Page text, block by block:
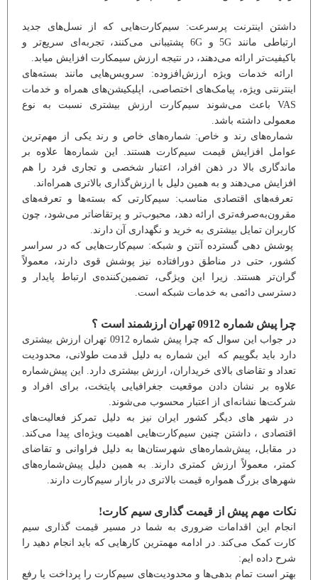
داشتن اینترنت پرسرعت: سیم‌کارت‌هایی که از نسل‌های جدید
ارتباطی مانند 5G و 6G پشتیبانی می‌کنند، تجربه‌ای سریع‌تر و
باکیفیت‌تر ارائه می‌دهند، در نتیجه ارزش سیمکارت افزایش میابد.
ارائه خدمات ویژه‌ ارزش‌افزوده: سرویس‌هایی مانند بسته‌های
اینترنتی ویژه، پیامک‌های اختصاصی، اپلیکیشن‌های همراه و خدمات
VAS باعث می‌شوند سیم‌کارت ارزش بیشتری نسبت به نوع
معمولی داشته باشد.
شماره‌های رند و خاص: شماره‌های خاص و رند یکی از مهم‌ترین
عوامل افزایش قیمت سیم‌کارت هستند. این شماره‌ها علاوه بر
ماندگاری بالا در ذهن افراد، اعتبار شخصی و تجاری فرد را هم
افزایش می‌دهند و به همین دلیل با ارزش‌گذاری بالاتری همراه‌اند.
تعرفه‌های اقتصادی مناسب: سیم‌کارتی که بسته‌ها و تعرفه‌های
مقرون‌به‌صرفه‌تری ارائه دهد، محبوب‌تر و پرتقاضاتر می‌شود، چون
کاربران تمایل بیشتری به خرید و نگهداری آن دارند.
پوشش دهی گسترده آنتن و شبکه: سیم‌کارت‌هایی که در سراسر
کشور، حتی در مناطق دورافتاده نیز پوشش قوی دارند، معمولاً
گران‌تر هستند. زیرا این ویژگی، تضمین‌کننده‌ی ارتباط پایدار و
دسترسی دائمی به خدمات شبکه است.
چرا پیش شماره 0912 تهران ارزشمند است ؟
در جواب این سوال که چرا پیش شماره 0912 تهران ارزش بیشتری
دارد باید بگوییم که این شماره به دلیل قدمت طولانی، محدودیت
تعداد و تقاضای بالای خریداران، ارزش بیشتری دارد. این پیش‌شماره
علاوه بر نشان دادن موقعیت جغرافیایی پایتخت، برای افراد و
شرکت‌ها نشانه‌ای از اعتبار محسوب می‌شوند.
در شهر های دیگر کشور ایران نیز به دلیل تمرکز فعالیت‌های
اقتصادی ، داشتن چنین سیم‌کارت‌هایی اهمیت ویژه‌ای پیدا می‌کند.
در مقابل، پیش‌شماره‌های شهرستان‌ها به دلیل فراوانی و تقاضای
کمتر، معمولاً ارزش کمتری دارند. به همین دلیل پیش‌شماره‌های
شهرهای بزرگ همواره قیمت بالاتری در بازار سیم‌کارت دارند.
نکات مهم پیش از قیمت گذاری سیم کارت!
انجام این اقدامات ضروری به شما در مسیر قیمت گذاری سیم
کارت کمک می‌کند. در ادامه مهمترین کارهایی که باید انجام دهید را
شرح داده ایم:
بهتر است تمام بدهی‌ها و محدودیت‌های سیم‌کارت را پرداخت یا رفع